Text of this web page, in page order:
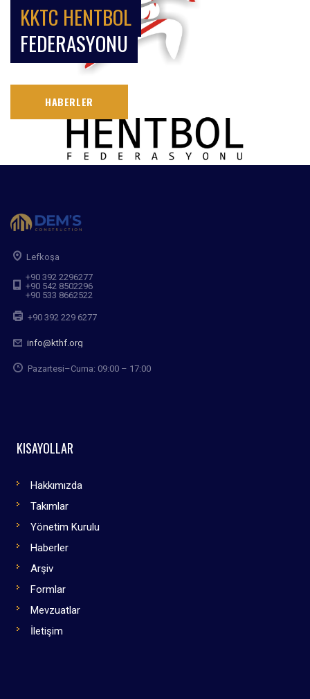
KKTC HENTBOL
FEDERASYONU
HABERLER
Lefkoşa
+90 392 2296277
+90 542 8502296
+90 533 8662522
+90 392 229 6277
info@kthf.org
Pazartesi–Cuma: 09:00 – 17:00
KISAYOLLAR
Hakkımızda
Takımlar
Yönetim Kurulu
Haberler
Arşiv
Formlar
Mevzuatlar
İletişim